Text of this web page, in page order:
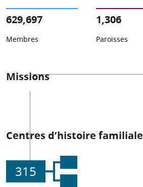
629,697
Membres
1,306
Paroisses
Missions
Centres d’histoire familiale
315